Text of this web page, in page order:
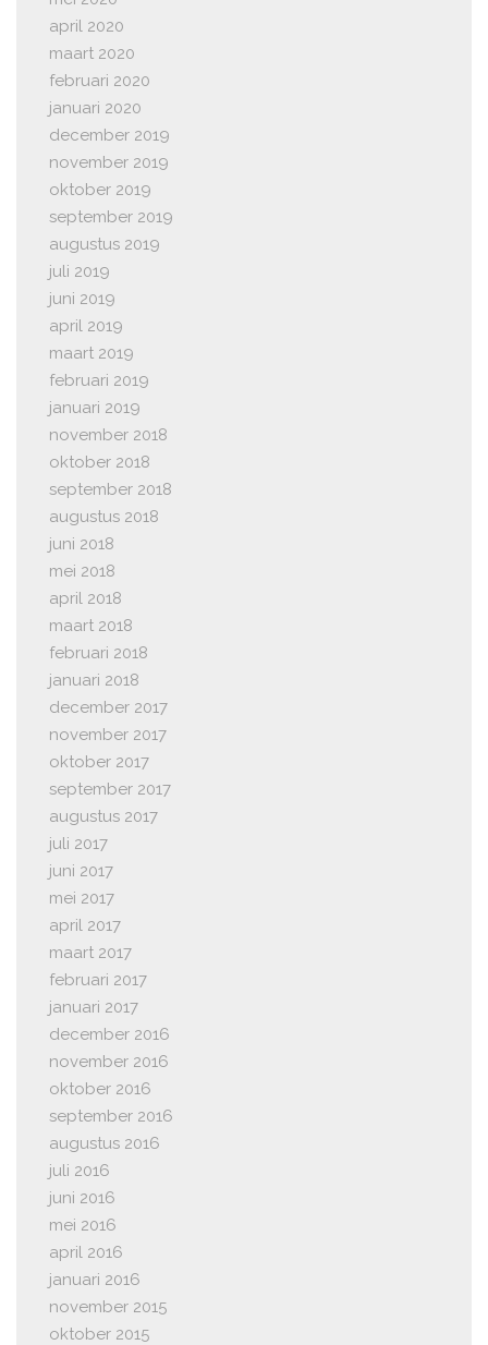
april 2020
maart 2020
februari 2020
januari 2020
december 2019
november 2019
oktober 2019
september 2019
augustus 2019
juli 2019
juni 2019
april 2019
maart 2019
februari 2019
januari 2019
november 2018
oktober 2018
september 2018
augustus 2018
juni 2018
mei 2018
april 2018
maart 2018
februari 2018
januari 2018
december 2017
november 2017
oktober 2017
september 2017
augustus 2017
juli 2017
juni 2017
mei 2017
april 2017
maart 2017
februari 2017
januari 2017
december 2016
november 2016
oktober 2016
september 2016
augustus 2016
juli 2016
juni 2016
mei 2016
april 2016
januari 2016
november 2015
oktober 2015